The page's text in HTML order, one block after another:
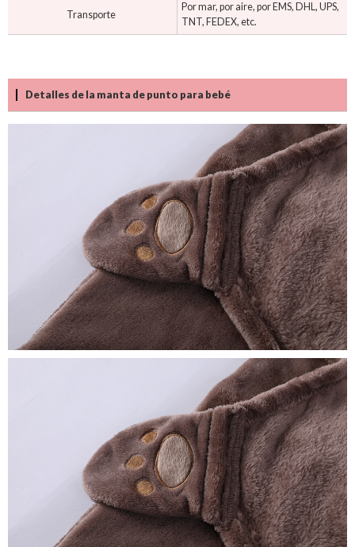
Transporte
Por mar, por aire, por EMS, DHL, UPS,
TNT, FEDEX, etc.
Detalles de la manta de punto para bebé